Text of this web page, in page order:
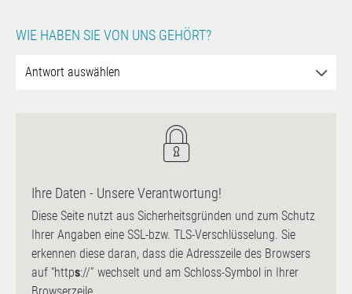
WIE HABEN SIE VON UNS GEHÖRT?
Ihre Daten - Unsere Verantwortung!
Diese Seite nutzt aus Sicherheitsgründen und zum Schutz
Ihrer Angaben eine SSL-bzw. TLS-Verschlüsselung. Sie
erkennen diese daran, dass die Adresszeile des Browsers
auf “https://” wechselt und am Schloss-Symbol in Ihrer